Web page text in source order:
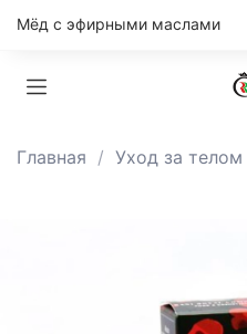
Мёд с эфирными маслами
Главная Уход за телом